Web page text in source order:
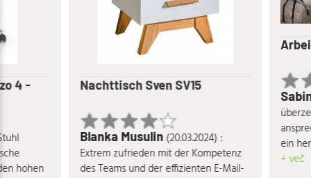
4 -
hohen
Nachttisch Sven SV15
Blanka Musulin(20.03.2024) :
Extrem zufrieden mit der Kompetenz
des Teams und der effizienten E-Mail-
ein
+ več